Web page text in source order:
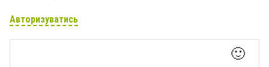
Авторизуватись
🙂